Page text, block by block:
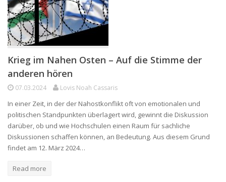
Krieg im Nahen Osten – Auf die Stimme der
anderen hören
07.03.2024 Lovis Noah Cassaris
In einer Zeit, in der der Nahostkonflikt oft von emotionalen und
politischen Standpunkten überlagert wird, gewinnt die Diskussion
darüber, ob und wie Hochschulen einen Raum für sachliche
Diskussionen schaffen können, an Bedeutung. Aus diesem Grund
findet am 12. März 2024…
Read more